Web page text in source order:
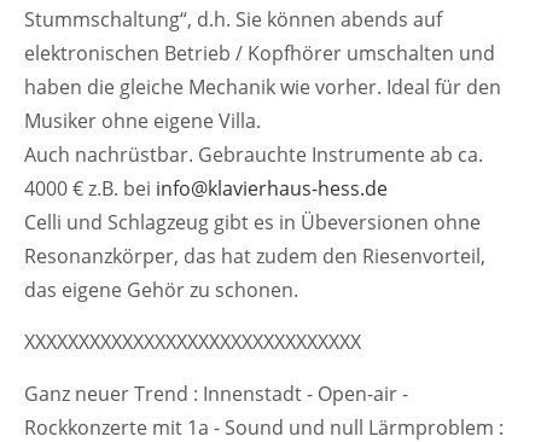
Lorem ipsum dolor sit amet:
24h/ 365days
We offer support for our customers
Mon - Fri 8:00am - 5:00pm
Kontakt
Ingenieurbüro Wittstock
Sulzburger Str. 1
Stummschaltung“, d.h. Sie können abends auf
elektronischen Betrieb / Kopfhörer umschalten und
haben die gleiche Mechanik wie vorher. Ideal für den
Musiker ohne eigene Villa.
Auch nachrüstbar. Gebrauchte Instrumente ab ca.
4000 € z.B. bei info@klavierhaus-hess.de
Celli und Schlagzeug gibt es in Übeversionen ohne
Resonanzkörper, das hat zudem den Riesenvorteil,
das eigene Gehör zu schonen.
XXXXXXXXXXXXXXXXXXXXXXXXXXXXXXX
Ganz neuer Trend : Innenstadt - Open-air -
Rockkonzerte mit 1a - Sound und null Lärmproblem :